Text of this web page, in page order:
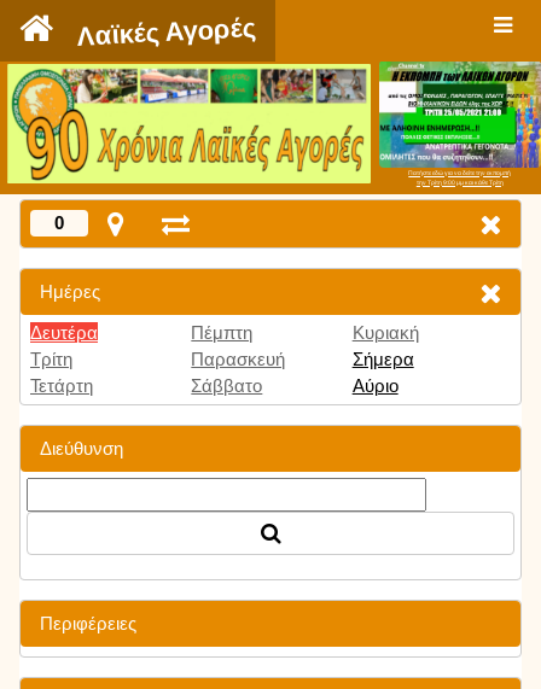
Λαϊκές Αγορές
Πατήστε εδώ για να δείτε την εκπομπή
την Τρίτη 9:00 μμ και κάθε Τρίτη
0
Ημέρες
Δευτέρα
Τρίτη
Τετάρτη
Πέμπτη
Παρασκευή
Σάββατο
Κυριακή
Σήμερα
Αύριο
Διεύθυνση
Περιφέρειες